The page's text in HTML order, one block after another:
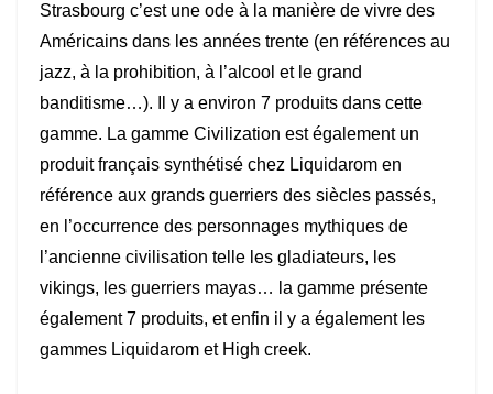
Strasbourg c’est une ode à la manière de vivre des
Américains dans les années trente (en références au
jazz, à la prohibition, à l’alcool et le grand
banditisme…). Il y a environ 7 produits dans cette
gamme. La gamme Civilization est également un
produit français synthétisé chez Liquidarom en
référence aux grands guerriers des siècles passés,
en l’occurrence des personnages mythiques de
l’ancienne civilisation telle les gladiateurs, les
vikings, les guerriers mayas… la gamme présente
également 7 produits, et enfin il y a également les
gammes Liquidarom et High creek.